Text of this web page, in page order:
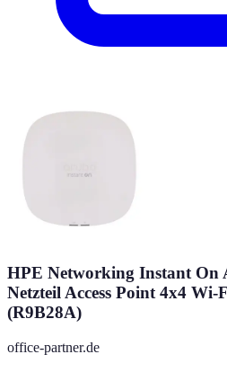
HPE Networking Instant On
Netzteil Access Point 4x4
(R9B28A)
office-partner.de